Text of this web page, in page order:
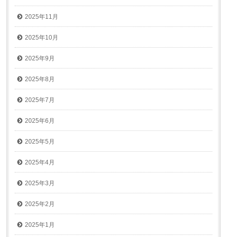
2025年11月
2025年10月
2025年9月
2025年8月
2025年7月
2025年6月
2025年5月
2025年4月
2025年3月
2025年2月
2025年1月